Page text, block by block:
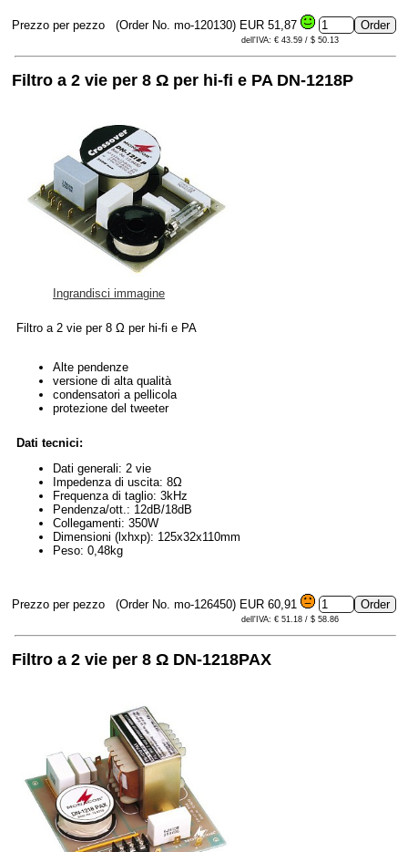
Prezzo per pezzo (Order No. mo-120130) EUR 51,87
dell'IVA: € 43.59 / $ 50.13
Filtro a 2 vie per 8 Ω per hi-fi e PA DN-1218P
Ingrandisci immagine
Filtro a 2 vie per 8 Ω per hi-fi e PA
Alte pendenze
versione di alta qualità
condensatori a pellicola
protezione del tweeter
Dati tecnici:
Dati generali: 2 vie
Impedenza di uscita: 8Ω
Frequenza di taglio: 3kHz
Pendenza/ott.: 12dB/18dB
Collegamenti: 350W
Dimensioni (lxhxp): 125x32x110mm
Peso: 0,48kg
Prezzo per pezzo (Order No. mo-126450) EUR 60,91
dell'IVA: € 51.18 / $ 58.86
Filtro a 2 vie per 8 Ω DN-1218PAX